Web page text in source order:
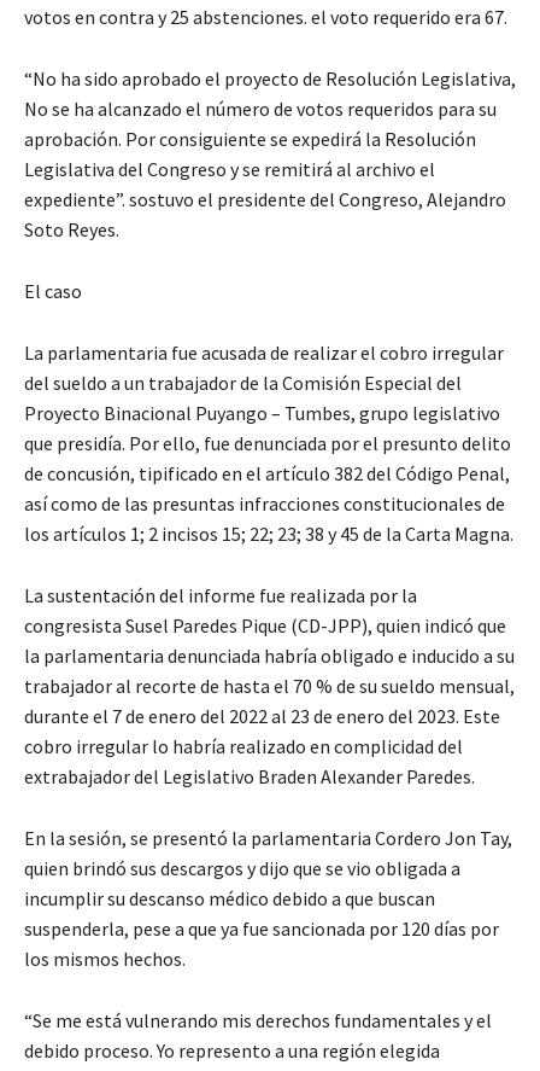
votos en contra y 25 abstenciones. el voto requerido era 67.
“No ha sido aprobado el proyecto de Resolución Legislativa,
No se ha alcanzado el número de votos requeridos para su
aprobación. Por consiguiente se expedirá la Resolución
Legislativa del Congreso y se remitirá al archivo el
expediente”. sostuvo el presidente del Congreso, Alejandro
Soto Reyes.
El caso
La parlamentaria fue acusada de realizar el cobro irregular
del sueldo a un trabajador de la Comisión Especial del
Proyecto Binacional Puyango – Tumbes, grupo legislativo
que presidía. Por ello, fue denunciada por el presunto delito
de concusión, tipificado en el artículo 382 del Código Penal,
así como de las presuntas infracciones constitucionales de
los artículos 1; 2 incisos 15; 22; 23; 38 y 45 de la Carta Magna.
La sustentación del informe fue realizada por la
congresista Susel Paredes Pique (CD-JPP), quien indicó que
la parlamentaria denunciada habría obligado e inducido a su
trabajador al recorte de hasta el 70 % de su sueldo mensual,
durante el 7 de enero del 2022 al 23 de enero del 2023. Este
cobro irregular lo habría realizado en complicidad del
extrabajador del Legislativo Braden Alexander Paredes.
En la sesión, se presentó la parlamentaria Cordero Jon Tay,
quien brindó sus descargos y dijo que se vio obligada a
incumplir su descanso médico debido a que buscan
suspenderla, pese a que ya fue sancionada por 120 días por
los mismos hechos.
“Se me está vulnerando mis derechos fundamentales y el
debido proceso. Yo represento a una región elegida